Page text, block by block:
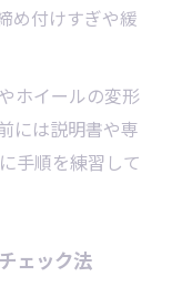
め付けすぎや緩
ホイールの変形
には説明書や専
手順を練習して
ェック法